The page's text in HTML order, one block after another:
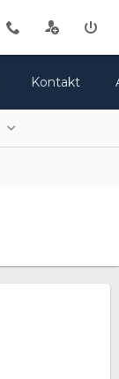
Kontakt